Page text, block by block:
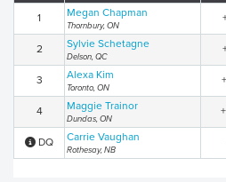
1 Megan Chapman
Thornbury, ON
2 Sylvie Schetagne
Delson, QC
3 Alexa Kim
Toronto, ON
4 Maggie Trainor
Dundas, ON
DQ Carrie Vaughan
Rothesay, NB